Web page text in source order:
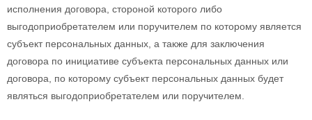
исполнения договора, стороной которого либо
выгодоприобретателем или поручителем по которому является
субъект персональных данных, а также для заключения
договора по инициативе субъекта персональных данных или
договора, по которому субъект персональных данных будет
являться выгодоприобретателем или поручителем.